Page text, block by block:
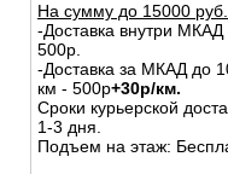
На сумму до 15000 руб.
-Доставка внутри МКАД
500р.
-Доставка за МКАД до
км - 500р+30р/км.
Сроки курьерской
1-3 дня.
Подъем на этаж: